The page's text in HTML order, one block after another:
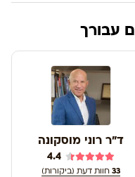
עבורך
ד"ר רוני מוסקונה
4.4
33 חוות דעת (ביקורות)